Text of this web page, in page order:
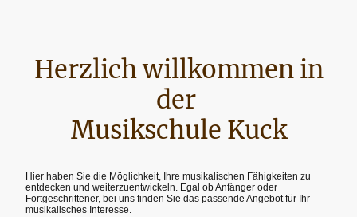
Herzlich willkommen in
der
Musikschule Kuck
Hier haben Sie die Möglichkeit, Ihre musikalischen Fähigkeiten zu
entdecken und weiterzuentwickeln. Egal ob Anfänger oder
Fortgeschrittener, bei uns finden Sie das passende Angebot für Ihr
musikalisches Interesse.